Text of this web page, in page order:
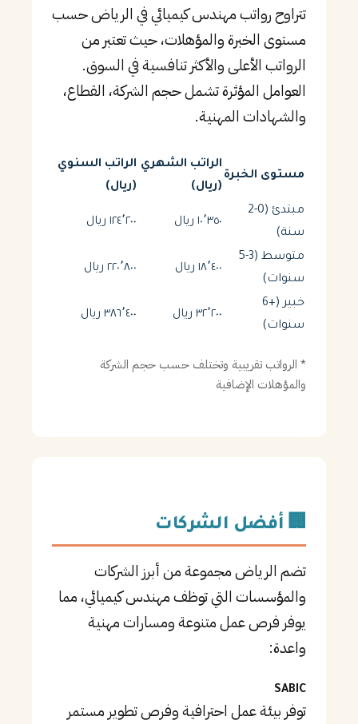
تتراوح رواتب مهندس كيميائي في الرياض حسب
مستوى الخبرة والمؤهلات، حيث تعتبر من
الرواتب الأعلى والأكثر تنافسية في السوق.
العوامل المؤثرة تشمل حجم الشركة، القطاع،
والشهادات المهنية.
مستوى الخبرة
الراتب الشهري
(ريال)
الراتب السنوي
(ريال)
مبتدئ (0-2
سنة)
١٠٬٣٥٠ ريال ١٢٤٬٢٠٠ ريال
متوسط (3-5
سنوات)
١٨٬٤٠٠ ريال ٢٢٠٬٨٠٠ ريال
خبير (+6
سنوات)
٣٢٬٢٠٠ ريال ٣٨٦٬٤٠٠ ريال
* الرواتب تقريبية وتختلف حسب حجم الشركة
والمؤهلات الإضافية
🏢 أفضل الشركات
تضم الرياض مجموعة من أبرز الشركات
والمؤسسات التي توظف مهندس كيميائي، مما
يوفر فرص عمل متنوعة ومسارات مهنية
واعدة:
SABIC
توفر بيئة عمل احترافية وفرص تطوير مستمر